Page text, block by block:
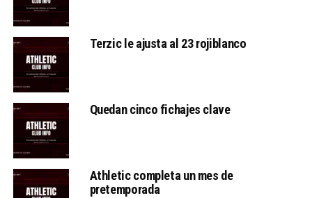
Terzic le ajusta al 23 rojiblanco
Quedan cinco fichajes clave
Athletic completa un mes de
pretemporada